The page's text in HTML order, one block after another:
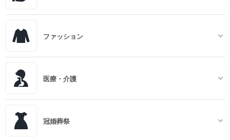
ファッション
医療・介護
冠婚葬祭